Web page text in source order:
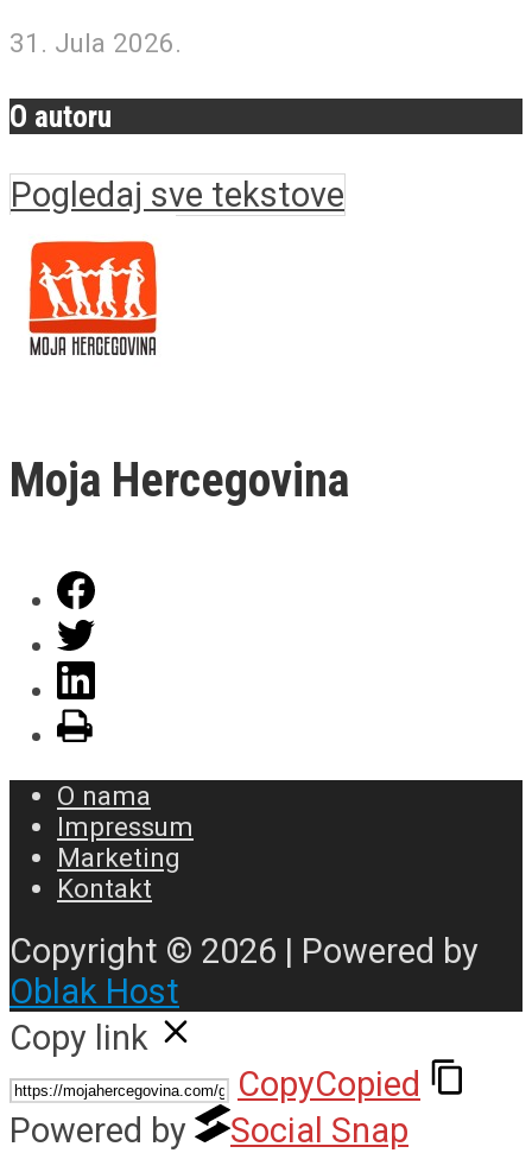
31. Jula 2026.
O autoru
Pogledaj sve tekstove
Moja Hercegovina
O nama
Impressum
Marketing
Kontakt
Copyright © 2026 | Powered by
Oblak Host
Copy link
CopyCopied
Powered by
Social Snap